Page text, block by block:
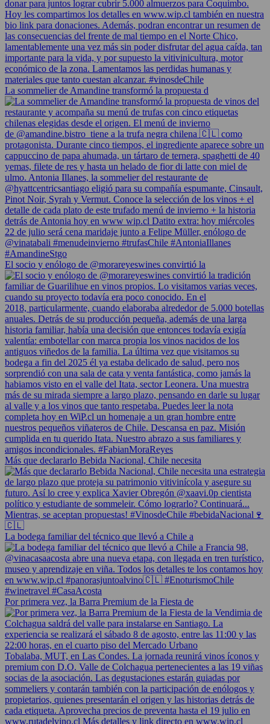
La sommelier de Amandine transformó la propuesta d
El socio y enólogo de @morareyeswines convirtió la
Más que declararlo Bebida Nacional, Chile necesita
La bodega familiar del técnico que llevó a Chile a
Por primera vez, la Barra Premium de la Fiesta de